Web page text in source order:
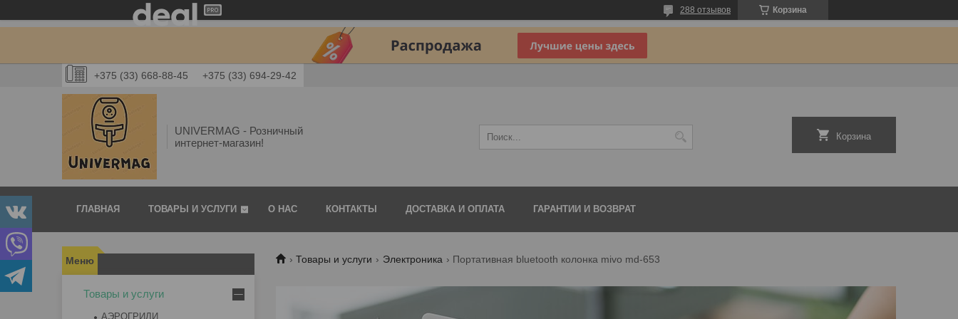
Корзина
288 отзывов
+375 (33) 668-88-45 +375 (33) 694-29-42
UNIVERMAG - Розничный
интернет-магазин!
Корзина
ГЛАВНАЯ ТОВАРЫ И УСЛУГИ О НАС КОНТАКТЫ ДОСТАВКА И ОПЛАТА ГАРАНТИИ И ВОЗВРАТ
Товары и услуги Электроника Портативная bluetooth колонка mivo md-653
Товары и услуги
АЭРОГРИЛИ